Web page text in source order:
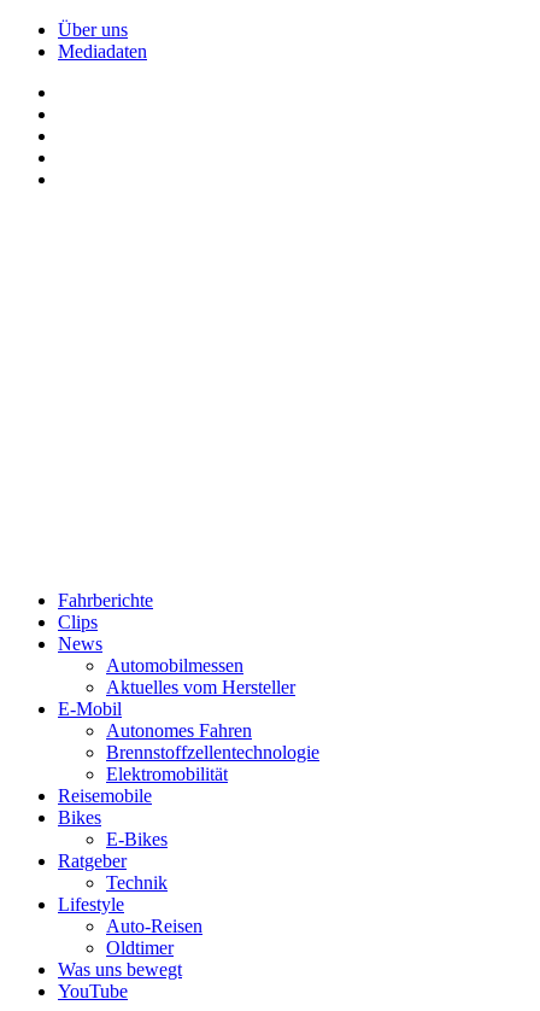
Über uns
Mediadaten
Fahrberichte
Clips
News
Automobilmessen
Aktuelles vom Hersteller
E-Mobil
Autonomes Fahren
Brennstoffzellentechnologie
Elektromobilität
Reisemobile
Bikes
E-Bikes
Ratgeber
Technik
Lifestyle
Auto-Reisen
Oldtimer
Was uns bewegt
YouTube